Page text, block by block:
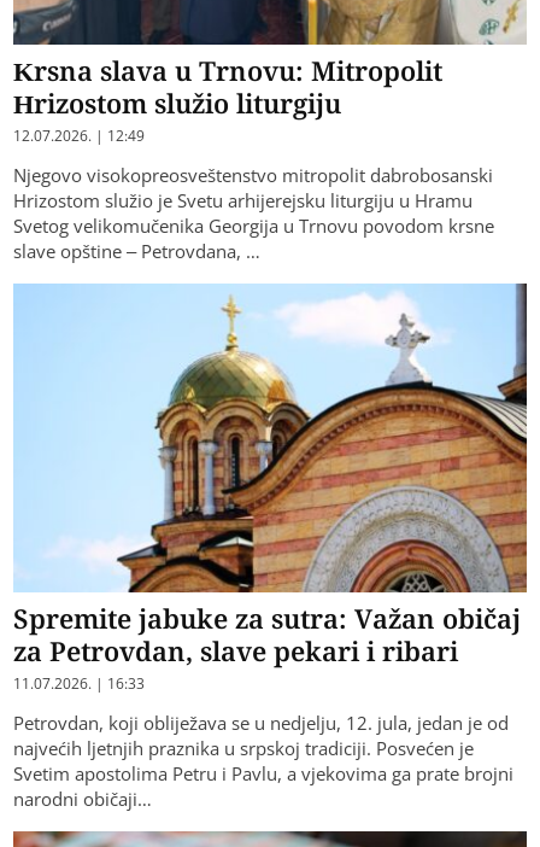
Krsna slava u Trnovu: Mitropolit
Hrizostom služio liturgiju
12.07.2026. | 12:49
Njegovo visokopreosveštenstvo mitropolit dabrobosanski
Hrizostom služio je Svetu arhijerejsku liturgiju u Hramu
Svetog velikomučenika Georgija u Trnovu povodom krsne
slave opštine – Petrovdana, …
Spremite jabuke za sutra: Važan običaj
za Petrovdan, slave pekari i ribari
11.07.2026. | 16:33
Petrovdan, koji obliježava se u nedjelju, 12. jula, jedan je od
najvećih ljetnjih praznika u srpskoj tradiciji. Posvećen je
Svetim apostolima Petru i Pavlu, a vjekovima ga prate brojni
narodni običaji…